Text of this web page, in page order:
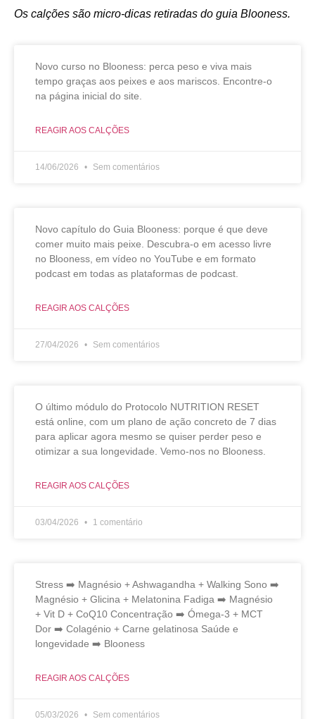
Os calções são micro-dicas retiradas do guia Blooness.
Novo curso no Blooness: perca peso e viva mais
tempo graças aos peixes e aos mariscos. Encontre-o
na página inicial do site.
REAGIR AOS CALÇÕES
14/06/2026 Sem comentários
Novo capítulo do Guia Blooness: porque é que deve
comer muito mais peixe. Descubra-o em acesso livre
no Blooness, em vídeo no YouTube e em formato
podcast em todas as plataformas de podcast.
REAGIR AOS CALÇÕES
27/04/2026 Sem comentários
O último módulo do Protocolo NUTRITION RESET
está online, com um plano de ação concreto de 7 dias
para aplicar agora mesmo se quiser perder peso e
otimizar a sua longevidade. Vemo-nos no Blooness.
REAGIR AOS CALÇÕES
03/04/2026 1 comentário
Stress ➡️ Magnésio + Ashwagandha + Walking Sono ➡️
Magnésio + Glicina + Melatonina Fadiga ➡️ Magnésio
+ Vit D + CoQ10 Concentração ➡️ Ómega-3 + MCT
Dor ➡️ Colagénio + Carne gelatinosa Saúde e
longevidade ➡️ Blooness
REAGIR AOS CALÇÕES
05/03/2026 Sem comentários